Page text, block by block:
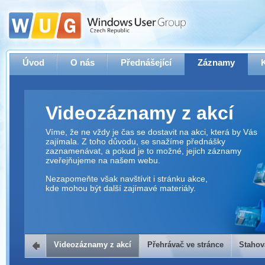
Úvod O nás Přednášející Záznamy
Videozáznamy z akcí
Víme, že ne vždy je čas se dostavit na akci, která by Vás
zajímala. Z toho důvodu, se snažíme přednášky
zaznamenávat, a pokud je to možné, jejich záznamy
zveřejňujeme na našem webu.
Nezapomeňte však navštívit i stránku akce,
kde mohou být další zajímavé materiály.
Přehrávač ve stránce
Videozáznamy z akcí Přehrávač ve stránce